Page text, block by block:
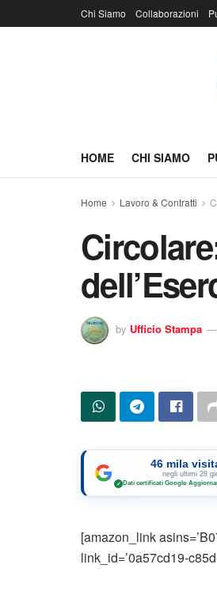
Chi Siamo Collaborazioni
HOME CHI SIAMO
Home Lavoro & Contratti
by Ufficio Stampa
46 mila
negli ultimi 28
✓ Dati certificati Google·
[amazon_link
link_id=’0a57cd19-